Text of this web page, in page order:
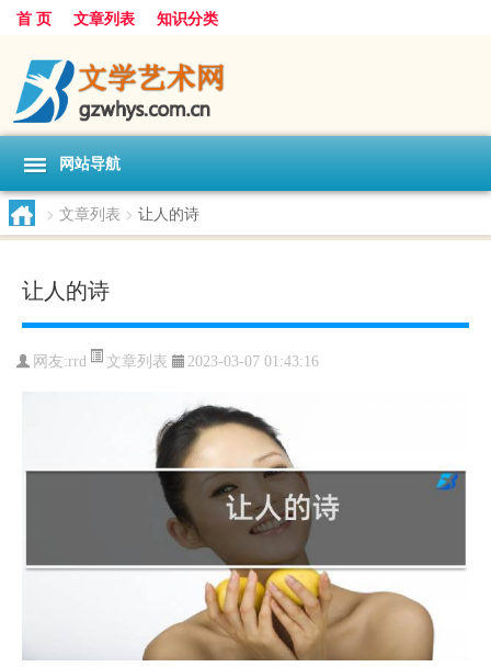
首 页 文章列表 知识分类
网站导航
> 文章列表 > 让人的诗
让人的诗
网友:rrd 文章列表 2023-03-07 01:43:16